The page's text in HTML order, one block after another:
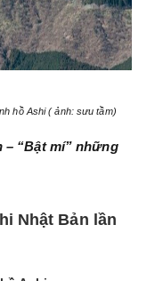
hồ Ashi ( ảnh: sưu tầm)
– “Bật mí” những
Nhật Bản lần